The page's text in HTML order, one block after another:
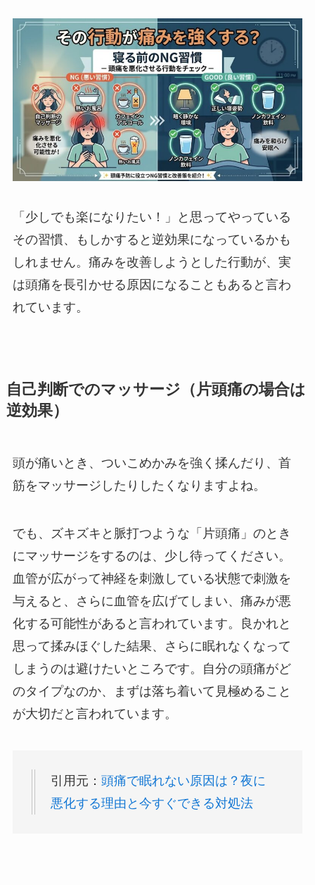
「少しでも楽になりたい！」と思ってやっている
その習慣、もしかすると逆効果になっているかも
しれません。痛みを改善しようとした行動が、実
は頭痛を長引かせる原因になることもあると言わ
れています。
自己判断でのマッサージ（片頭痛の場合は
逆効果）
頭が痛いとき、ついこめかみを強く揉んだり、首
筋をマッサージしたりしたくなりますよね。
でも、ズキズキと脈打つような「片頭痛」のとき
にマッサージをするのは、少し待ってください。
血管が広がって神経を刺激している状態で刺激を
与えると、さらに血管を広げてしまい、痛みが悪
化する可能性があると言われています。良かれと
思って揉みほぐした結果、さらに眠れなくなって
しまうのは避けたいところです。自分の頭痛がど
のタイプなのか、まずは落ち着いて見極めること
が大切だと言われています。
引用元： 頭痛で眠れない原因は？夜に
悪化する理由と今すぐできる対処法